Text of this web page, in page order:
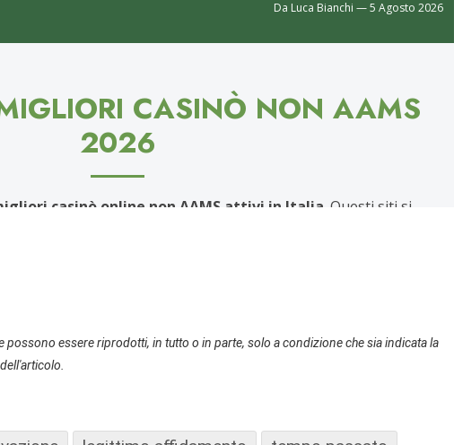
possono essere riprodotti, in tutto o in parte, solo a condizione che sia indicata la